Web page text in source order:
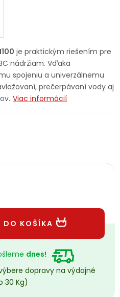
je praktickým riešením pre
nádržiam. Vďaka
spojeniu a univerzálnemu
prečerpávaní vody aj
Viac informácií
DO KOŠÍKA
dnes!
dopravy na výdajné
30 Kg)